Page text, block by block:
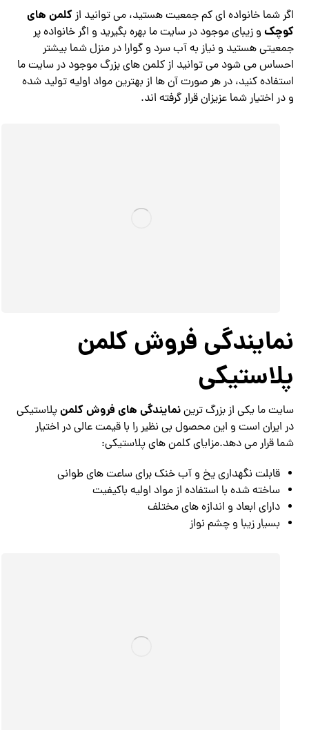
اگر شما خانواده ای کم جمعیت هستید، می توانید ازکلمن های
کوچک و زیبای موجود در سایت ما بهره بگیرید و اگر خانواده پر
جمعیتی هستید و نیاز به آب سرد و گوارا در منزل شما بیشتر
احساس می شود می توانید از کلمن های بزرگ موجود در سایت ما
استفاده کنید، در هر صورت آن ها از بهترین مواد اولیه تولید شده
و در اختیار شما عزیزان قرار گرفته اند.
نمایندگی فروش کلمن
پلاستیکی
سایت ما یکی از بزرگ تریننمایندگی های فروش کلمنپلاستیکی
در ایران است و این محصول بی نظیر را با قیمت عالی در اختیار
شما قرار می دهد.مزایای کلمن های پلاستیکی:
قابلت نگهداری یخ و آب خنک برای ساعت های طوانی
ساخته شده با استفاده از مواد اولیه باکیفیت
دارای ابعاد و اندازه های مختلف
بسیار زیبا و چشم نواز